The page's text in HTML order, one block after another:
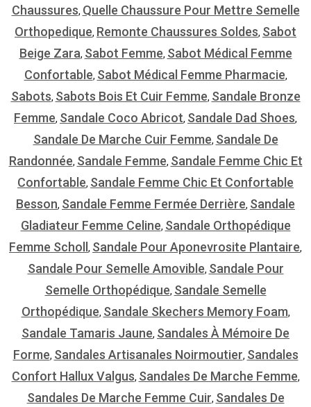
Chaussures, Quelle Chaussure Pour Mettre Semelle
Orthopedique, Remonte Chaussures Soldes, Sabot
Beige Zara, Sabot Femme, Sabot Médical Femme
Confortable, Sabot Médical Femme Pharmacie,
Sabots, Sabots Bois Et Cuir Femme, Sandale Bronze
Femme, Sandale Coco Abricot, Sandale Dad Shoes,
Sandale De Marche Cuir Femme, Sandale De
Randonnée, Sandale Femme, Sandale Femme Chic Et
Confortable, Sandale Femme Chic Et Confortable
Besson, Sandale Femme Fermée Derrière, Sandale
Gladiateur Femme Celine, Sandale Orthopédique
Femme Scholl , Sandale Pour Aponevrosite Plantaire,
Sandale Pour Semelle Amovible, Sandale Pour
Semelle Orthopédique, Sandale Semelle
Orthopédique, Sandale Skechers Memory Foam,
Sandale Tamaris Jaune, Sandales À Mémoire De
Forme, Sandales Artisanales Noirmoutier, Sandales
Confort Hallux Valgus, Sandales De Marche Femme,
Sandales De Marche Femme Cuir, Sandales De